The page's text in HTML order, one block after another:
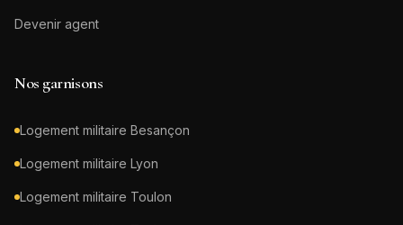
Devenir agent
Nos garnisons
Logement militaire Besançon
Logement militaire Lyon
Logement militaire Toulon